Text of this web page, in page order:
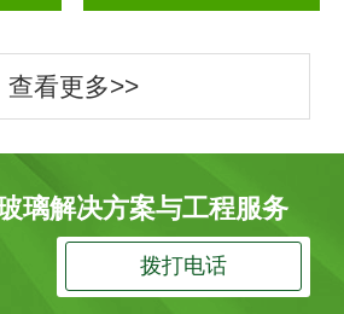
查看更多>>
璃解决方案与工程服务
拨打电话